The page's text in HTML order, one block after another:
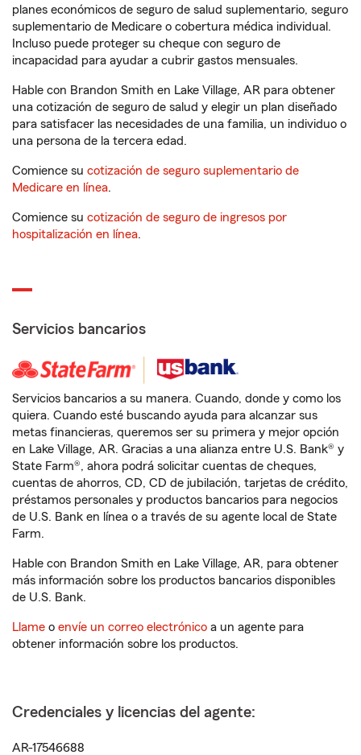
planes económicos de seguro de salud suplementario, seguro
suplementario de Medicare o cobertura médica individual.
Incluso puede proteger su cheque con seguro de
incapacidad para ayudar a cubrir gastos mensuales.
Hable con Brandon Smith en Lake Village, AR para obtener
una cotización de seguro de salud y elegir un plan diseñado
para satisfacer las necesidades de una familia, un individuo o
una persona de la tercera edad.
Comience su cotización de seguro suplementario de
Medicare en línea.
Comience su cotización de seguro de ingresos por
hospitalización en línea.
Servicios bancarios
Servicios bancarios a su manera. Cuando, donde y como los
quiera. Cuando esté buscando ayuda para alcanzar sus
metas financieras, queremos ser su primera y mejor opción
en Lake Village, AR. Gracias a una alianza entre U.S. Bank® y
State Farm®, ahora podrá solicitar cuentas de cheques,
cuentas de ahorros, CD, CD de jubilación, tarjetas de crédito,
préstamos personales y productos bancarios para negocios
de U.S. Bank en línea o a través de su agente local de State
Farm.
Hable con Brandon Smith en Lake Village, AR, para obtener
más información sobre los productos bancarios disponibles
de U.S. Bank.
Llame o envíe un correo electrónico a un agente para
obtener información sobre los productos.
Credenciales y licencias del agente:
AR-17546688